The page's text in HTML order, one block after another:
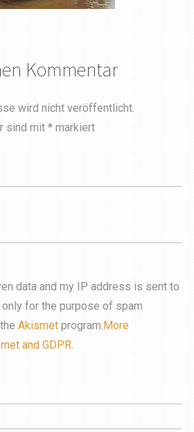
Kommentar
wird nicht veröffentlicht.
sind mit* markiert
data and my IP address is sent to
only for the purpose of spam
theAkismet program. More
and GDPR